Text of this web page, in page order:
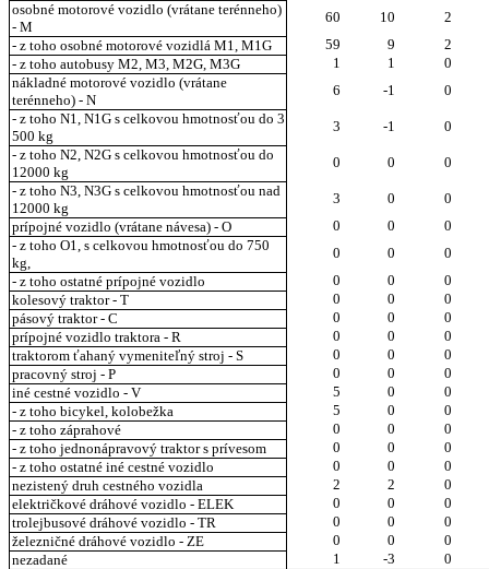
osobné motorové vozidlo (vrátane terénneho)
- M
60 10
2
- z toho osobné motorové vozidlá M1, M1G
59 9
2
- z toho autobusy M2, M3, M2G, M3G
1 1
0
nákladné motorové vozidlo (vrátane
terénneho) - N
6 -1
0
- z toho N1, N1G s celkovou hmotnosťou do 3
500 kg
3 -1
0
- z toho N2, N2G s celkovou hmotnosťou do
12000 kg
0 0
0
- z toho N3, N3G s celkovou hmotnosťou nad
12000 kg
3 0
0
prípojné vozidlo (vrátane návesa) - O
0 0
0
- z toho O1, s celkovou hmotnosťou do 750
kg,
0 0
0
- z toho ostatné prípojné vozidlo
0 0
0
kolesový traktor - T
0 0
0
pásový traktor - C
0 0
0
prípojné vozidlo traktora - R
0 0
0
traktorom ťahaný vymeniteľný stroj - S
0 0
0
pracovný stroj - P
0 0
0
iné cestné vozidlo - V
5 0
0
- z toho bicykel, kolobežka
5 0
0
- z toho záprahové
0 0
0
- z toho jednonápravový traktor s prívesom
0 0
0
- z toho ostatné iné cestné vozidlo
0 0
0
nezistený druh cestného vozidla
2 2
0
električkové dráhové vozidlo - ELEK
0 0
0
trolejbusové dráhové vozidlo - TR
0 0
0
železničné dráhové vozidlo - ZE
0 0
0
nezadané
1 -3
0